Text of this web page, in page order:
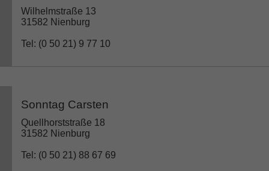
Wilhelmstraße 13
31582 Nienburg
Tel: (0 50 21) 9 77 10
Sonntag Carsten
Quellhorststraße 18
31582 Nienburg
Tel: (0 50 21) 88 67 69